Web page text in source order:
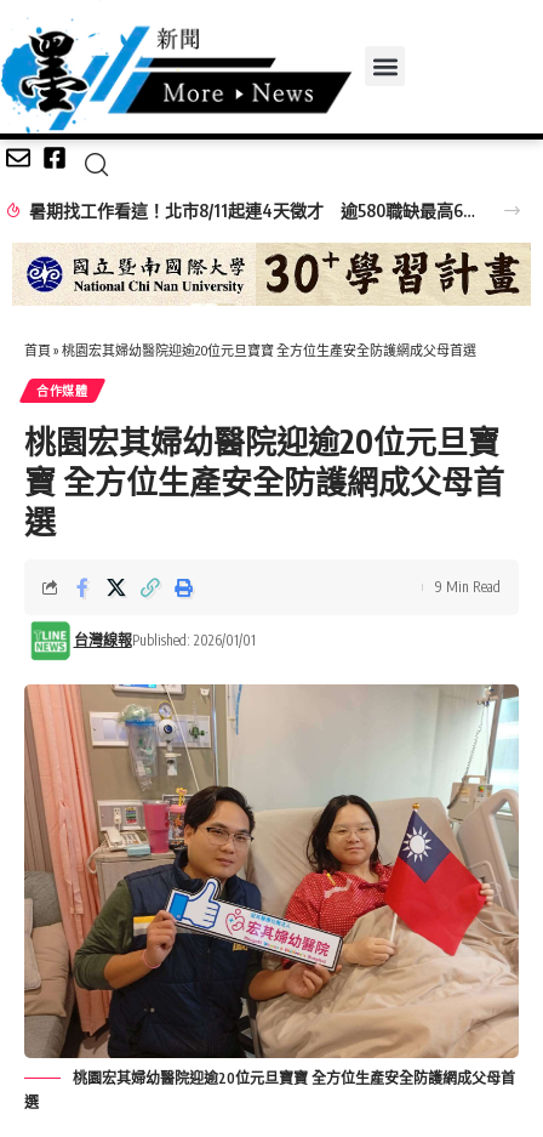
暑期找工作看這！北市8/11起連4天徵才 逾580職缺最高6萬元
首頁 » 桃園宏其婦幼醫院迎逾20位元旦寶寶 全方位生產安全防護網成父母首選
合作媒體
桃園宏其婦幼醫院迎逾20位元旦寶
寶 全方位生產安全防護網成父母首
選
台灣線報Published: 2026/01/01
9 Min Read
桃園宏其婦幼醫院迎逾20位元旦寶寶 全方位生產安全防護網成父母首
選